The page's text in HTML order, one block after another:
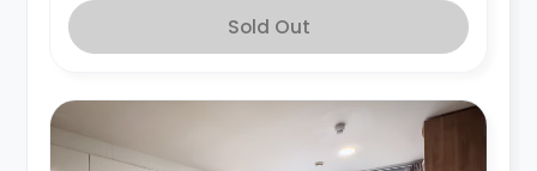
Sold Out